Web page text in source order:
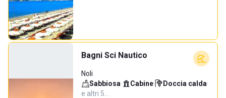
Bagni Sci Nautico
Noli
Sabbiosa· Cabine· Doccia calda·
e altri 5…